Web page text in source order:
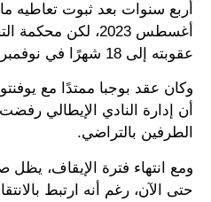
أربع سنوات بعد ثبوت تعاطيه
أغسطس 2023، لكن
عقوبته إلى 18 شهرًا في نوفمبر الماضي.
وكان عقد بوجبا ممتدًا مع
أن إدارة النادي الإيطالي
الطرفين بالتراضي.
حتى الآن، رغم أنه ارتبط